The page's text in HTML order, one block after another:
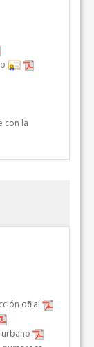
con la
oficial
urbano